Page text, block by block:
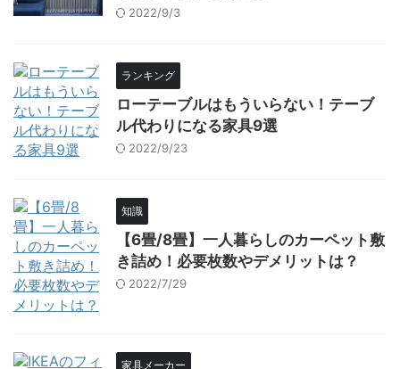
2022/9/3
ランキング
ローテーブルはもういらない！テーブ
ル代わりになる家具9選
2022/9/23
知識
【6畳/8畳】一人暮らしのカーペット敷
き詰め！必要枚数やデメリットは？
2022/7/29
家具メーカー